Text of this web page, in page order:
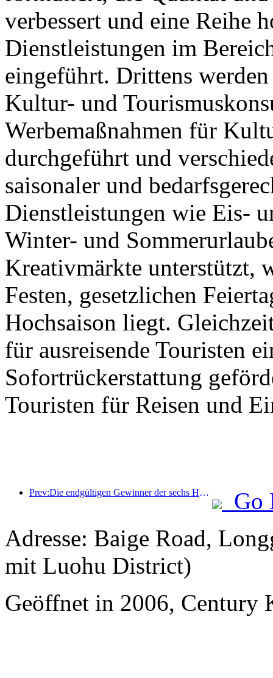
verbessert und eine Reihe
Dienstleistungen im
eingeführt. Drittens
Kultur- und
Werbemaßnahmen für
durchgeführt und
saisonaler und
Dienstleistungen wie Eis-
Winter- und
Kreativmärkte unterstützt,
Festen, gesetzlichen
Hochsaison liegt.
für ausreisende Touristen
Sofortrückerstattung
Touristen für Reisen und
Prev:Die endgültigen Gewinner der sechs Hauptpreise wurden bekanntgegeben, über hundert Hotels und Unternehmen erhalten jährlich Auszeichnungen!
Go
Adresse: Baige Road,
mit Luohu District)
Geöffnet in 2006, Century